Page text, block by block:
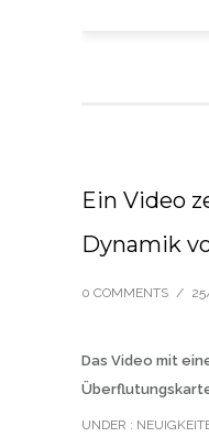
Ein Video
Dynamik
0 COMMENTS /
Das Video mit
UNDER :